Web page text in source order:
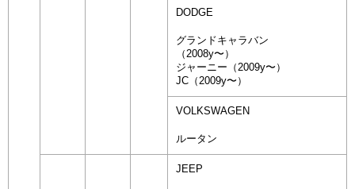
DODGE
グランドキャラバン
（2008y〜）
ジャーニー（2009y〜）
JC（2009y〜）
VOLKSWAGEN
ルータン
JEEP